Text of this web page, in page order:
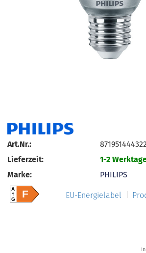
Art.Nr.:
Lieferzeit:
1-2
Marke:
PHILIPS
A
GF EU-Energielabel